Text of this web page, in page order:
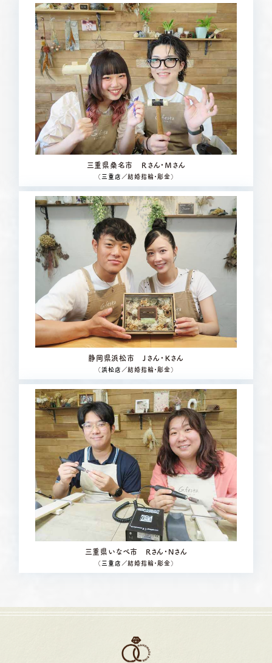
三重県桑名市 Ｒさん・Ｍさん
（ 三重店 ／結婚指輪・彫金）
静岡県浜松市 Ｊさん・Ｋさん
（浜松店 ／結婚指輪・彫金）
三重県いなべ市 Rさん・Nさん
（ 三重店 ／結婚指輪・彫金）